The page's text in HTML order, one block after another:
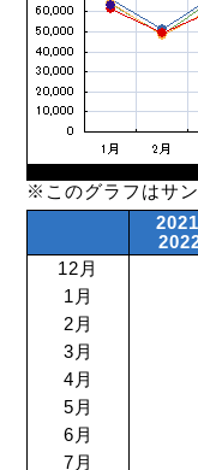
※このグラフはサン
12月
1月
2月
3月
4月
5月
6月
7月